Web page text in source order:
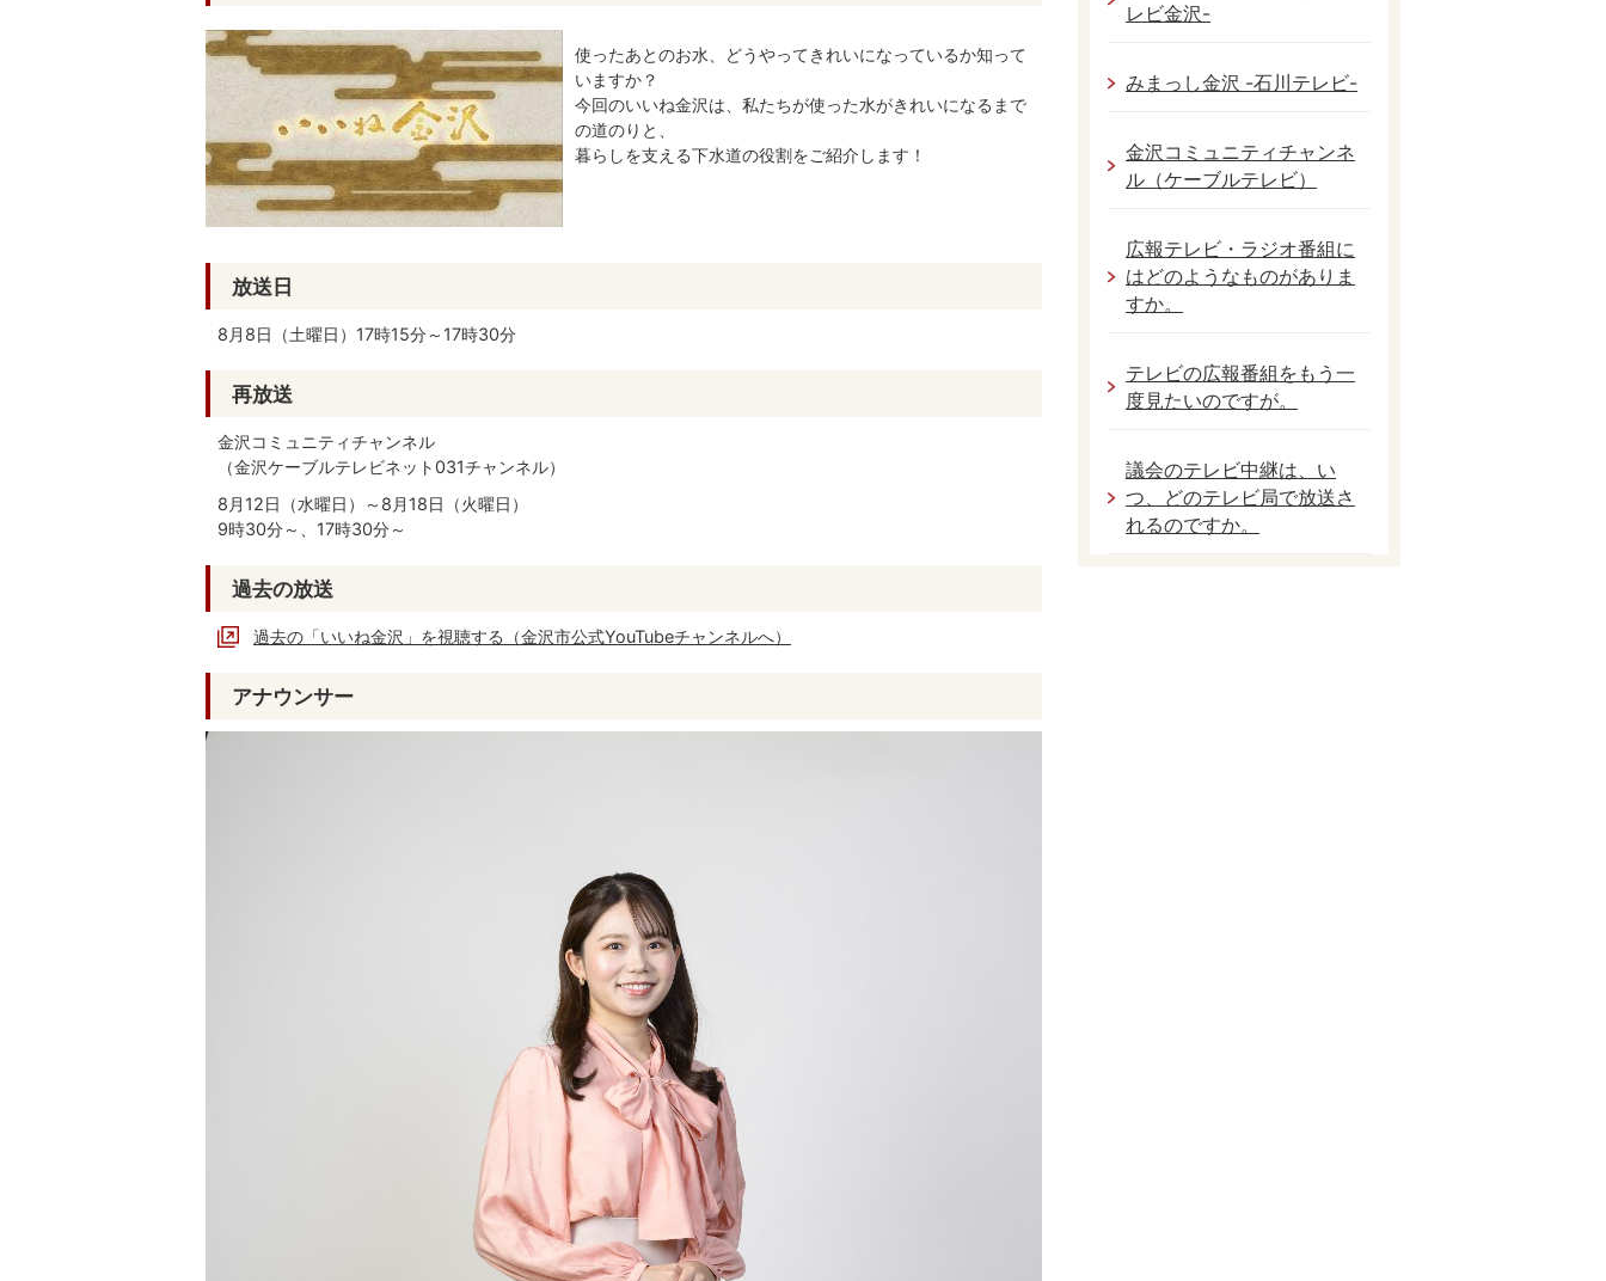
使ったあとのお水、どうやってきれいになっているか知って
いますか？
今回のいいね金沢は、私たちが使った水がきれいになるまで
の道のりと、
暮らしを支える下水道の役割をご紹介します！
放送日
8月8日（土曜日）17時15分～17時30分
再放送
金沢コミュニティチャンネル
（金沢ケーブルテレビネット031チャンネル）
8月12日（水曜日）～8月18日（火曜日）
9時30分～、17時30分～
過去の放送
過去の「いいね金沢」を視聴する（金沢市公式YouTubeチャンネルへ）
アナウンサー
レビ金沢-
みまっし金沢 -石川テレビ-
金沢コミュニティチャンネ
ル（ケーブルテレビ）
広報テレビ・ラジオ番組に
はどのようなものがありま
すか。
テレビの広報番組をもう一
度見たいのですが。
議会のテレビ中継は、い
つ、どのテレビ局で放送さ
れるのですか。